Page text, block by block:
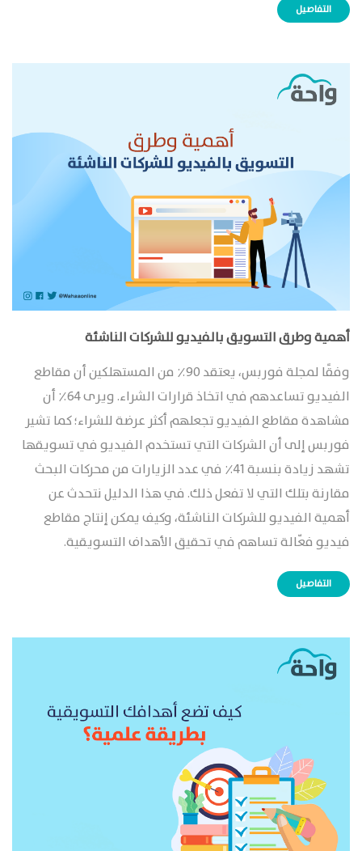
التفاصيل
أهمية وطرق التسويق بالفيديو للشركات الناشئة
وفقًا لمجلة فوربس، يعتقد 90٪ من المستهلكين أن مقاطع
الفيديو تساعدهم في اتخاذ قرارات الشراء. ويرى 64٪ أن
مشاهدة مقاطع الفيديو تجعلهم أكثر عرضة للشراء؛ كما تشير
فوربس إلى أن الشركات التي تستخدم الفيديو في تسويقها
تشهد زيادة بنسبة 41٪ في عدد الزيارات من محركات البحث
مقارنة بتلك التي لا تفعل ذلك. في هذا الدليل نتحدث عن
أهمية الفيديو للشركات الناشئة، وكيف يمكن إنتاج مقاطع
فيديو فعّالة تساهم في تحقيق الأهداف التسويقية.
التفاصيل